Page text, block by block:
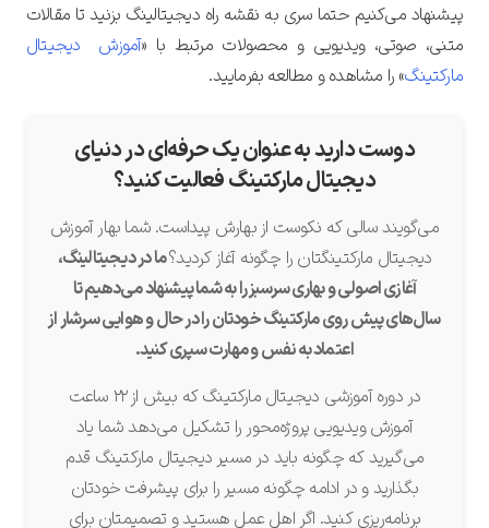
پیشنهاد می‌کنیم حتما سری به نقشه راه دیجیتالینگ بزنید تا مقالات
متنی، صوتی، ویدیویی و محصولات مرتبط با «آموزش‌ دیجیتال
مارکتینگ» را مشاهده و مطالعه بفرمایید.
دوست دارید به عنوان یک حرفه‌ای در دنیای
دیجیتال مارکتینگ فعالیت کنید؟
می‌گویند سالی که نکوست از بهارش پیداست. شما بهار آموزش
دیجیتال مارکتینگتان را چگونه آغاز کردید؟ما در دیجیتالینگ،
آغازی اصولی و بهاری سرسبز را به شما پیشنهاد می‌دهیم تا
سال‌های پیش روی مارکتینگ خودتان را در حال و هوایی سرشار از
اعتماد به نفس و مهارت سپری کنید.
در دوره آموزشی دیجیتال مارکتینگ که بیش از ۲۲ ساعت
آموزش ویدیویی پروژه‌محور را تشکیل می‌دهد شما یاد
می‌گیرید که چگونه باید در مسیر دیجیتال مارکتینگ قدم
بگذارید و در ادامه چگونه مسیر را برای پیشرفت خودتان
برنامه‌ریزی کنید. اگر اهل عمل هستید و تصمیمتان برای